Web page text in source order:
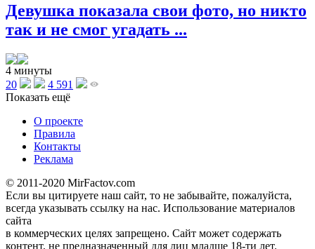
Девушка показала свои фото, но никто
так и не смог угадать ...
4 минуты
20
4 591
Показать ещё
О проекте
Правила
Контакты
Реклама
© 2011-2020 MirFactov.com
Если вы цитируете наш сайт, то не забывайте, пожалуйста,
всегда указывать ссылку на нас. Использование материалов
сайта
в коммерческих целях запрещено. Сайт может содержать
контент, не предназначенный для лиц младше 18-ти лет.